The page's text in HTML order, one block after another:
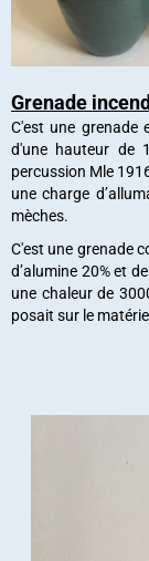
Grenade
C'est une grenade
d'une hauteur de
percussion Mle
une charge
mèches.
C'est une grenade
d’alumine 20% et
une chaleur de
posait sur le